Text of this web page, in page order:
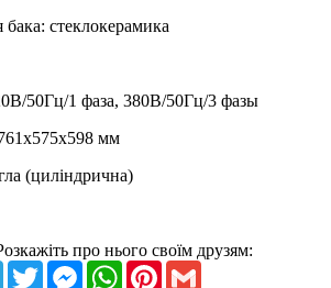
бака: стеклокерамика
50Гц/1 фаза, 380В/50Гц/3 фазы
мм
(циліндрична)
про нього своїм друзям:
TelegramTwitterMessengerWhatsApp
Pinterest